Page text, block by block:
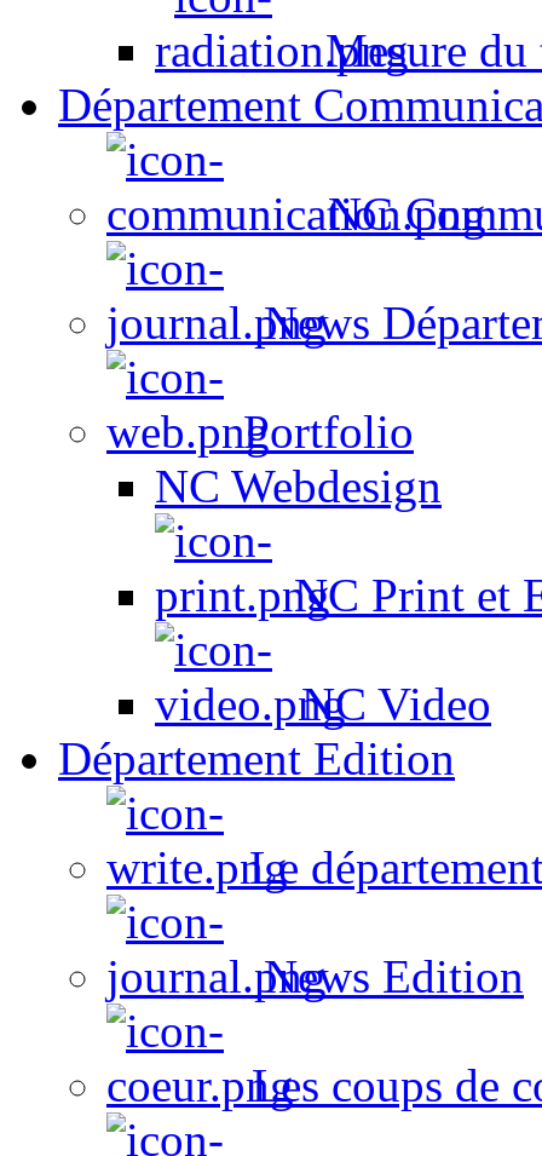
Mesure du
Département
NC
News
Portfolio
NC Webdesign
NC Print et
NC Video
Département Edition
Le
News Edition
Les coups de